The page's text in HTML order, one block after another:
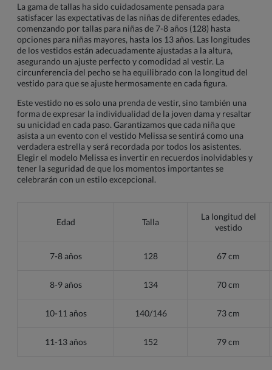
La gama de tallas ha sido cuidadosamente pensada para
satisfacer las expectativas de las niñas de diferentes edades,
comenzando por tallas para niñas de 7-8 años (128) hasta
opciones para niñas mayores, hasta los 13 años. Las longitudes
de los vestidos están adecuadamente ajustadas a la altura,
asegurando un ajuste perfecto y comodidad al vestir. La
circunferencia del pecho se ha equilibrado con la longitud del
vestido para que se ajuste hermosamente en cada figura.
Este vestido no es solo una prenda de vestir, sino también una
forma de expresar la individualidad de la joven dama y resaltar
su unicidad en cada paso. Garantizamos que cada niña que
asista a un evento con el vestido Melissa se sentirá como una
verdadera estrella y será recordada por todos los asistentes.
Elegir el modelo Melissa es invertir en recuerdos inolvidables y
tener la seguridad de que los momentos importantes se
celebrarán con un estilo excepcional.
Edad Talla
La longitud del
vestido
7-8 años 128 67 cm
8-9 años 134 70 cm
10-11 años 140/146 73 cm
11-13 años 152 79 cm